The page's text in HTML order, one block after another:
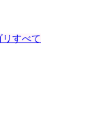
リすべて